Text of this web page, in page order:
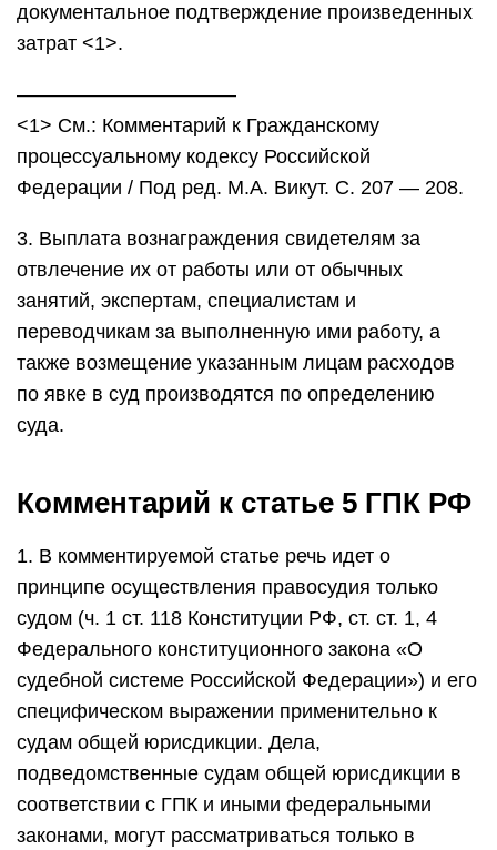
документальное подтверждение произведенных
затрат <1>.
———————————
<1> См.: Комментарий к Гражданскому
процессуальному кодексу Российской
Федерации / Под ред. М.А. Викут. С. 207 — 208.
3. Выплата вознаграждения свидетелям за
отвлечение их от работы или от обычных
занятий, экспертам, специалистам и
переводчикам за выполненную ими работу, а
также возмещение указанным лицам расходов
по явке в суд производятся по определению
суда.
Комментарий к статье 5 ГПК РФ
1. В комментируемой статье речь идет о
принципе осуществления правосудия только
судом (ч. 1 ст. 118 Конституции РФ, ст. ст. 1, 4
Федерального конституционного закона «О
судебной системе Российской Федерации») и его
специфическом выражении применительно к
судам общей юрисдикции. Дела,
подведомственные судам общей юрисдикции в
соответствии с ГПК и иными федеральными
законами, могут рассматриваться только в